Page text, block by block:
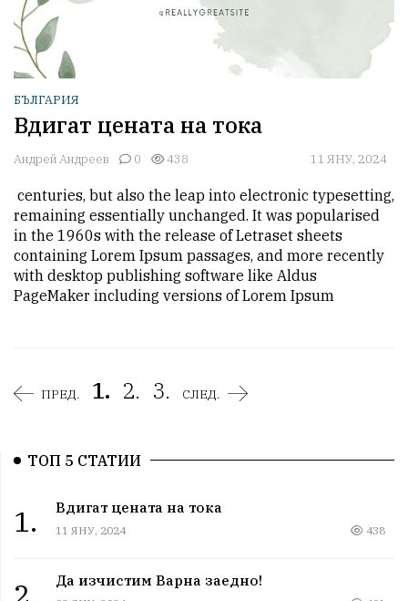
БЪЛГАРИЯ
Вдигат цената на тока
Андрей Андреев 0 438 11 ЯНУ, 2024
remaining essentially unchanged. It was popularised
in the 1960s with the release of Letraset sheets
containing Lorem Ipsum passages, and more recently
with desktop publishing software like Aldus
PageMaker including versions of Lorem Ipsum
ПРЕД. 1. 2. 3. СЛЕД.
ТОП 5 СТАТИИ
1. Вдигат цената на тока
11 ЯНУ, 2024 438
Да изчистим Варна заедно!